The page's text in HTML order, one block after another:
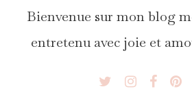
Bienvenue sur mon blog
entretenu avec joie et